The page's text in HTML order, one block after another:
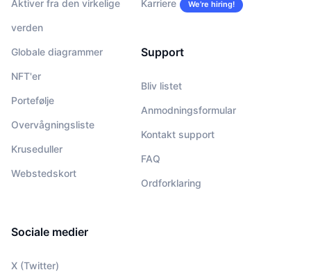
Aktiver fra den virkelige
verden
Globale diagrammer
NFT'er
Portefølje
Overvågningsliste
Kruseduller
Webstedskort
Karriere We’re hiring!
Support
Bliv listet
Anmodningsformular
Kontakt support
FAQ
Ordforklaring
Sociale medier
X (Twitter)